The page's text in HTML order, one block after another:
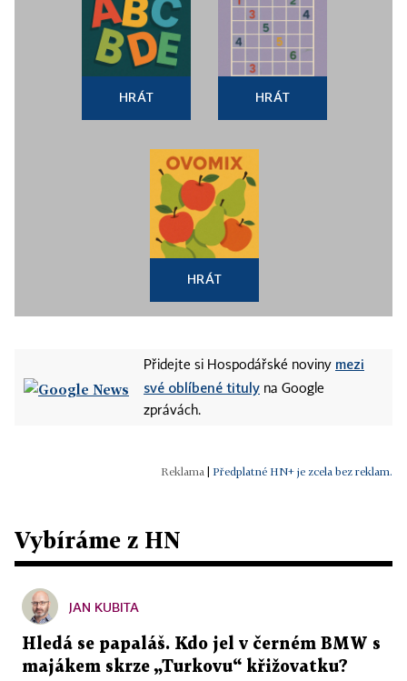
HRÁT HRÁT
HRÁT
Přidejte si Hospodářské noviny mezi
své oblíbené tituly na Google
zprávách.
Předplatné HN+ je zcela bez reklam.
Vybíráme z HN
JAN KUBITA
Hledá se papaláš. Kdo jel v černém BMW s
majákem skrze „Turkovu“ křižovatku?